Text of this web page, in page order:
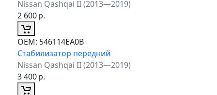
Nissan Qashqai II (2013—2019)
2 600р.
ОЕМ: 546114EA0B
Стабилизатор передний
Nissan Qashqai II (2013—2019)
3 400р.